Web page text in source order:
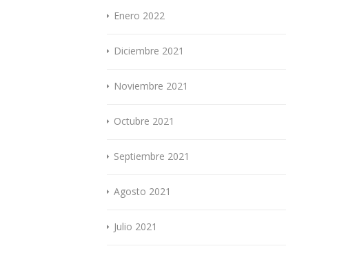
Enero 2022
Diciembre 2021
Noviembre 2021
Octubre 2021
Septiembre 2021
Agosto 2021
Julio 2021